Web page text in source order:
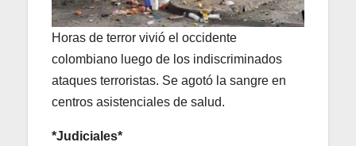
Horas de terror vivió el occidente
colombiano luego de los indiscriminados
ataques terroristas. Se agotó la sangre en
centros asistenciales de salud.
*Judiciales*